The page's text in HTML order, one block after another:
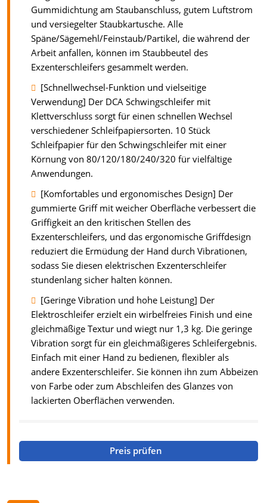
Gummidichtung am Staubanschluss, gutem Luftstrom
und versiegelter Staubkartusche. Alle
Späne/Sägemehl/Feinstaub/Partikel, die während der
Arbeit anfallen, können im Staubbeutel des
Exzenterschleifers gesammelt werden.
[Schnellwechsel-Funktion und vielseitige
Verwendung] Der DCA Schwingschleifer mit
Klettverschluss sorgt für einen schnellen Wechsel
verschiedener Schleifpapiersorten. 10 Stück
Schleifpapier für den Schwingschleifer mit einer
Körnung von 80/120/180/240/320 für vielfältige
Anwendungen.
[Komfortables und ergonomisches Design] Der
gummierte Griff mit weicher Oberfläche verbessert die
Griffigkeit an den kritischen Stellen des
Exzenterschleifers, und das ergonomische Griffdesign
reduziert die Ermüdung der Hand durch Vibrationen,
sodass Sie diesen elektrischen Exzenterschleifer
stundenlang sicher halten können.
[Geringe Vibration und hohe Leistung] Der
Elektroschleifer erzielt ein wirbelfreies Finish und eine
gleichmäßige Textur und wiegt nur 1,3 kg. Die geringe
Vibration sorgt für ein gleichmäßigeres Schleifergebnis.
Einfach mit einer Hand zu bedienen, flexibler als
andere Exzenterschleifer. Sie können ihn zum Abbeizen
von Farbe oder zum Abschleifen des Glanzes von
lackierten Oberflächen verwenden.
Preis prüfen